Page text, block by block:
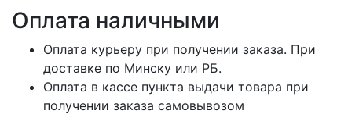
Оплата наличными
Оплата курьеру при получении заказа. При
доставке по Минску или РБ.
Оплата в кассе пункта выдачи товара при
получении заказа самовывозом